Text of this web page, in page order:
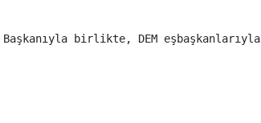
birlikte, DEM eşbaşkanlarıyla